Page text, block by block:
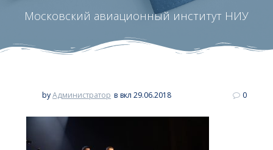
Московский авиационный институт НИУ
byАдминистратор в вкл 29.06.2018 0